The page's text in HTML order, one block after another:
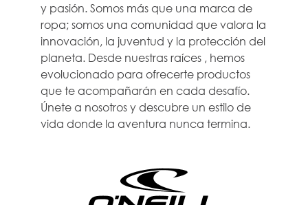
y pasión. Somos más que una marca de
ropa; somos una comunidad que valora la
innovación, la juventud y la protección del
planeta. Desde nuestras raíces , hemos
evolucionado para ofrecerte productos
que te acompañarán en cada desafío.
Únete a nosotros y descubre un estilo de
vida donde la aventura nunca termina.